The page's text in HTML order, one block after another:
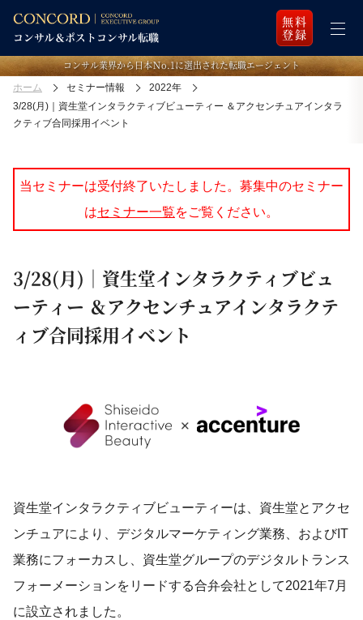
無料
登録
コンサル業界から日本Ｎo.1に選出された転職エージェント
ホーム セミナー情報
2022年
3/28(月)｜資生堂インタラクティブビューティー ＆アクセンチュアインタラ
クティブ合同採用イベント
当セミナーは受付終了いたしました。募集中のセミナー
はセミナー一覧をご覧ください。
3/28(月)｜資生堂インタラクティブビュ
ーティー ＆アクセンチュアインタラクテ
ィブ合同採用イベント
資生堂インタラクティブビューティーは、資生堂とアクセ
ンチュアにより、デジタルマーケティング業務、およびIT
業務にフォーカスし、資生堂グループのデジタルトランス
フォーメーションをリードする合弁会社として2021年7月
に設立されました。